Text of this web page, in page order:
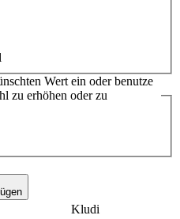
Wert ein oder benutze
zu erhöhen oder zu
Kludi